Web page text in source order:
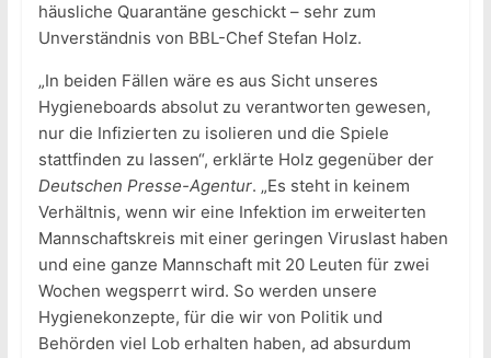
häusliche Quarantäne geschickt – sehr zum
Unverständnis von BBL-Chef Stefan Holz.
„In beiden Fällen wäre es aus Sicht unseres
Hygieneboards absolut zu verantworten gewesen,
nur die Infizierten zu isolieren und die Spiele
stattfinden zu lassen“, erklärte Holz gegenüber der
Deutschen Presse-Agentur. „Es steht in keinem
Verhältnis, wenn wir eine Infektion im erweiterten
Mannschaftskreis mit einer geringen Viruslast haben
und eine ganze Mannschaft mit 20 Leuten für zwei
Wochen wegsperrt wird. So werden unsere
Hygienekonzepte, für die wir von Politik und
Behörden viel Lob erhalten haben, ad absurdum